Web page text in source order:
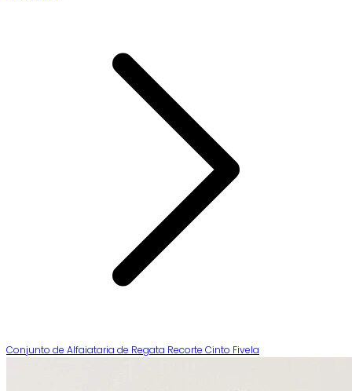
Conjunto de Alfaiataria de Regata Recorte Cinto Fivela